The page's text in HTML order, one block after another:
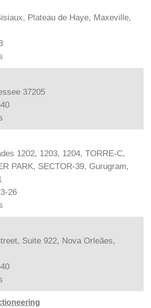
Plateau de Haye, Maxeville,
37205
1202, 1203, 1204, TORRE-C,
PARK, SECTOR-39, Gurugram,
26
Suite 922, Nova Orleães,